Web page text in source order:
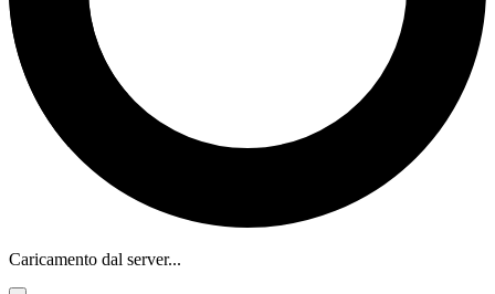
Caricamento dal server...